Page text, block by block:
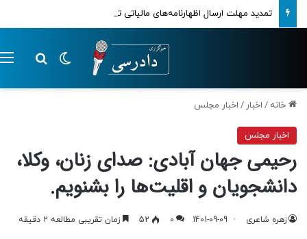
تمدید مهلت ارسال اظهارنامه‌های مالیاتی تا پایان تابستان 1405
تغییر پوسته
خانه / اخبار / اخبار مجلس
اخبار مجلس
رحیمی جهان آبادی: صدای زنان، وکلا،
دانشجویان و اقلیت‌ها را بشنویم.
زهره شاعری 1401-09-09
0
52 زمان تقریبی مطالعه 2 دقیقه